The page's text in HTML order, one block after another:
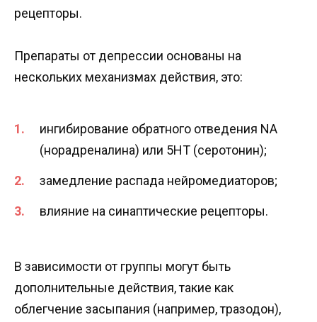
рецепторы.
Препараты от депрессии основаны на
нескольких механизмах действия, это:
ингибирование обратного отведения NA
(норадреналина) или 5HT (серотонин);
замедление распада нейромедиаторов;
влияние на синаптические рецепторы.
В зависимости от группы могут быть
дополнительные действия, такие как
облегчение засыпания (например, тразодон),